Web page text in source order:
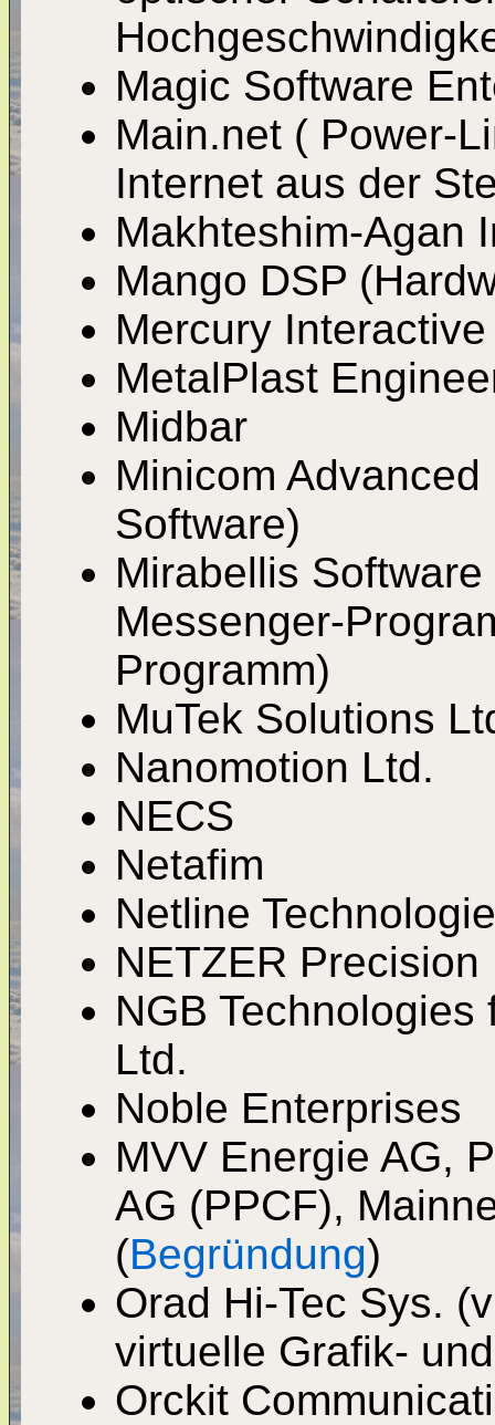
Magic Software
Main.net ( Power-
Internet aus der
Makhteshim-Agan
Mango DSP
Mercury Interactive
MetalPlast
Midbar
Minicom
Software)
Mirabellis
Messenger-
Programm)
MuTek Solutions
Nanomotion Ltd.
NECS
Netafim
Netline
NETZER
NGB
Ltd.
Noble Enterprises
MVV Energie AG,
AG (PPCF),
(Begründung)
Orad Hi-Tec Sys.
virtuelle Grafik-
Orckit